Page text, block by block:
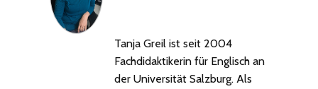
Tanja Greil ist seit 2004
Fachdidaktikerin für Englisch an
der Universität Salzburg. Als